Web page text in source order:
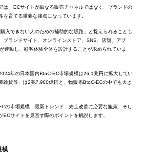
は、ECサイトが単なる販売チャネルではなく、ブランドの
育てる重要な接点になっています。
入できない人のための補助的な販路」と捉えられることも
ブランドサイト、オンラインストア、SNS、店舗、アプ
連動し、顧客体験全体を設計することが求められていま
年の日本国内BtoC-EC市場規模は26.1兆円に拡大してい
雑貨等」は2兆7,980億円と、物販系BtoC-ECの中でも大き
の市場規模、最新トレンド、売上改善に必要な施策、そし
ECサイトを見直す際のポイントを解説します。
模